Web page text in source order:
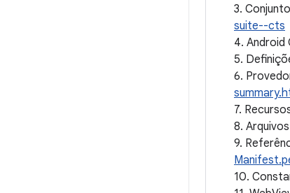
3.
suite--cts
4. Android
5.
6.
7.
8.
9.
10.